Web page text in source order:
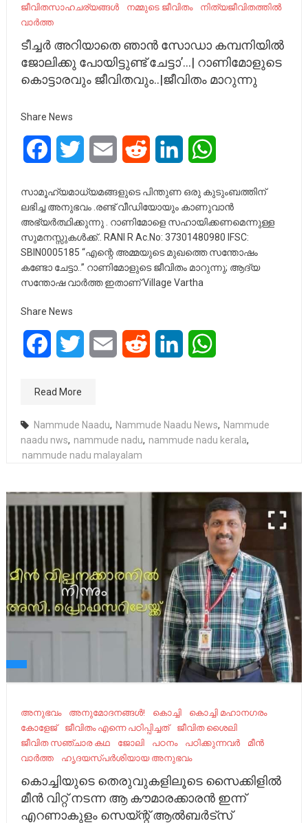
ജീവിതസാഹചര്യങ്ങൾ
നമ്മുടെ ജീവിതം
നിത്യജീവിതത്തിൽ
വാർത്ത
ടീച്ചർ അറിയാതെ ഞാൻ സോഡാ കമ്പനിയിൽ
ജോലിക്കു പോയിട്ടുണ്ട് ചേട്ടാ’…| റാണിമോളുടെ
കൊട്ടാരവും ജീവിതവും..|ജീവിതം മാറുന്നു
Share News
FacebookTwitter Email Reddit LinkedIn
സാമൂഹ്യമാധ്യമങ്ങളുടെ പിന്തുണ ഒരു കുടുംബത്തിന്
ലഭിച്ച അനുഭവം .രണ്ട് വീഡിയോയും കാണുവാൻ
അഭ്യർത്ഥിക്കുന്നു . റാണിമോളെ സഹായിക്കണമെന്നുള്ള
സുമനസ്സുകൾക്ക്.. RANI R Ac.No: 37301480980 IFSC:
SBIN0005185 “എന്റെ അമ്മയുടെ മുഖത്തെ സന്തോഷം
കണ്ടോ ചേട്ടാ..” റാണിമോളുടെ ജീവിതം മാറുന്നു; ആദ്യ
സന്തോഷ വാർത്ത ഇതാണ് Village Vartha
Share News
FacebookTwitter Email Reddit LinkedIn
Read More
Nammude Naadu, Nammude Naadu News, Nammude
naadu nws, nammude nadu, nammude nadu kerala,
nammude nadu malayalam
അനുഭവം അനുമോദനങ്ങൾ! കൊച്ചി
കൊച്ചി മഹാനഗരം
കോളേജ്
ജീവിതം എന്നെ പഠിപ്പിച്ചത്
ജീവിത ശൈലി
ജീവിത സഞ്ചാര കഥ
ജോലി പഠനം പഠിക്കുന്നവർ
മീന്‍
വാർത്ത
ഹൃദയസ്പർശിയായ അനുഭവം
കൊച്ചിയുടെ തെരുവുകളിലൂടെ സൈക്കിളില്‍
മീന്‍ വിറ്റ് നടന്ന ആ കൗമാരക്കാരന്‍ ഇന്ന്
എറണാകുളം സെയ്ന്റ് ആല്‍ബര്‍ട്‌സ്